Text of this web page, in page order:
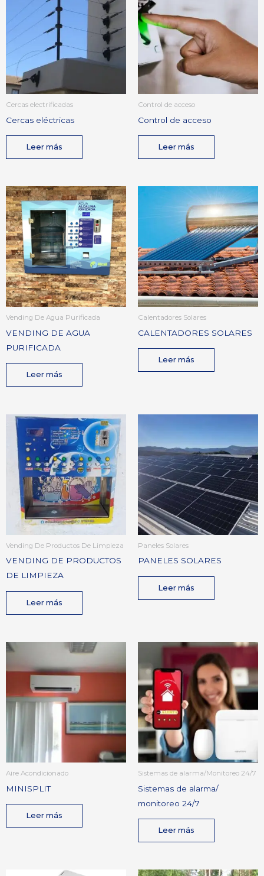
Cercas electrificadas
Cercas eléctricas
Leer más
Control de acceso
Control de acceso
Leer más
Vending De Agua Purificada
VENDING DE AGUA
PURIFICADA
Leer más
Calentadores Solares
CALENTADORES SOLARES
Leer más
Vending De Productos De Limpieza
VENDING DE PRODUCTOS
DE LIMPIEZA
Leer más
Paneles Solares
PANELES SOLARES
Leer más
Aire Acondicionado
MINISPLIT
Leer más
Sistemas de alarma/Monitoreo 24/7
Sistemas de alarma/
monitoreo 24/7
Leer más